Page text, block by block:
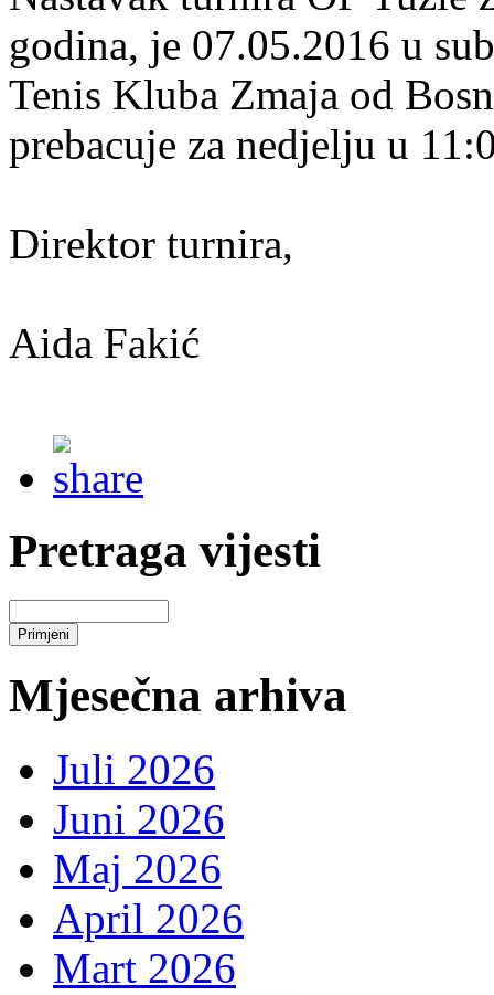
godina, je 07.05.2016 u
Tenis Kluba Zmaja od
prebacuje za nedjelju u
Direktor turnira,
Aida Fakić
Pretraga vijesti
Mjesečna arhiva
Juli 2026
Juni 2026
Maj 2026
April 2026
Mart 2026